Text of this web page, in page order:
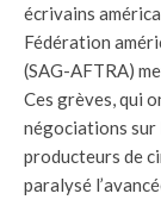
écrivains
Fédération
(SAG-AFTRA)
Ces grèves, qui
négociations sur
producteurs de
paralysé